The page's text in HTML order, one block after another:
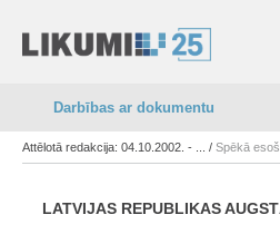
Darbības ar dokumentu
Attēlotā redakcija: 04.10.2002. - ... / Spēkā
LATVIJAS REPUBLIKAS